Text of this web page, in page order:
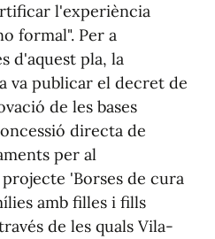
l'experiència
formal". Per a
d'aquest pla, la
va publicar el decret de
de les bases
directa de
per al
'Borses de cura
amb filles i fills
de les quals Vila-